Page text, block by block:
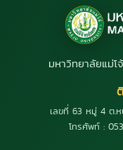
มหาวิทยาลัยแม่โ
เลขที่ 63 หมู่ 4 ต.
โทรศัพท์ :